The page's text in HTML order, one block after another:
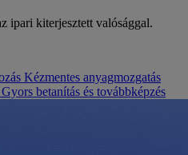
ipari kiterjesztett valósággal.
Kézmentes anyagmozgatás
Gyors betanítás és továbbképzés